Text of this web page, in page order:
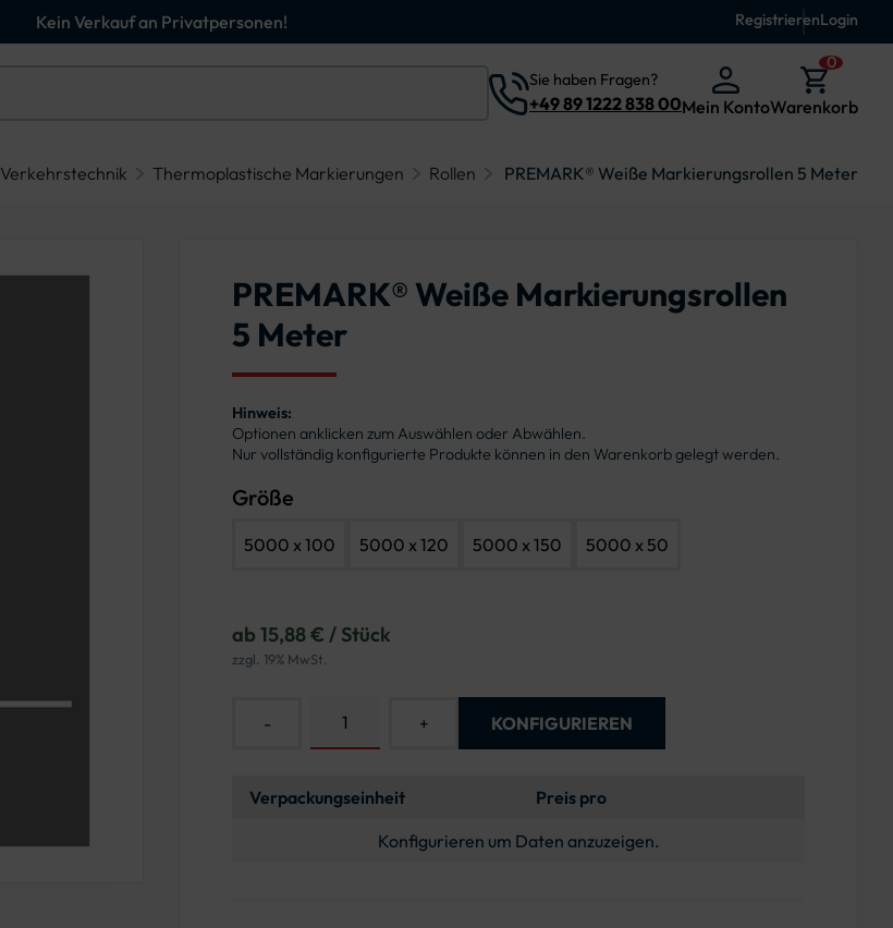
Kein Verkauf an Privatpersonen! RegistrierenLogin
Sie haben Fragen?
+49 89 1222 838 00Mein Konto
0
Warenkorb
Verkehrstechnik Thermoplastische Markierungen Rollen PREMARK® Weiße Markierungsrollen 5 Meter
PREMARK® Weiße Markierungsrollen
5 Meter
Hinweis:
Optionen anklicken zum Auswählen oder Abwählen.
Nur vollständig konfigurierte Produkte können in den Warenkorb gelegt werden.
Größe
5000 x 100 5000 x 120 5000 x 150 5000 x 50
ab 15,88 € / Stück
zzgl. 19% MwSt.
- + KONFIGURIEREN
Verpackungseinheit
Preis pro
Konfigurieren um Daten anzuzeigen.